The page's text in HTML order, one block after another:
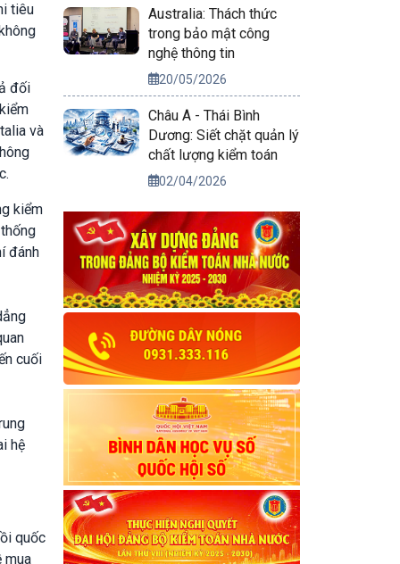
tiêu
đối
và
kiểm
đánh
cuối
hệ
quốc
mua
Australia: Thách thức
trong bảo mật công
nghệ thông tin
20/05/2026
Châu Á - Thái Bình
Dương: Siết chặt quản lý
chất lượng kiểm toán
02/04/2026